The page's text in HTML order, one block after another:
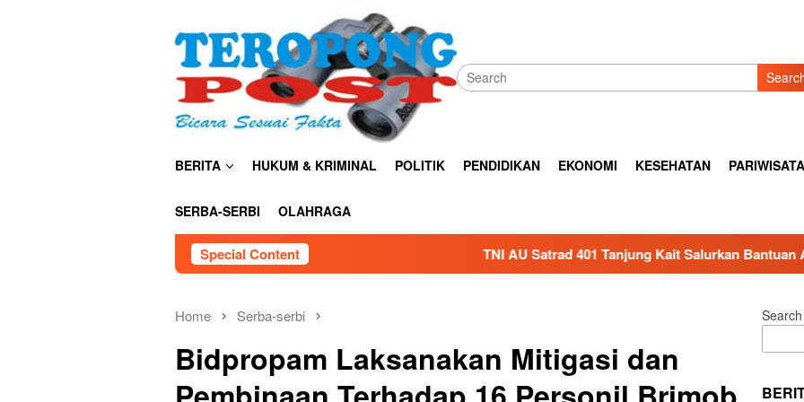
BERITA HUKUM & KRIMINAL POLITIK PENDIDIKAN EKONOMI KESEHATAN PARIWISATA
SERBA-SERBI OLAHRAGA
Special Content TNI AU Satrad 401 Tanjung Kait Salurkan Bantuan Air Bersih untuk Warga
Home Serba-serbi
Bidpropam Laksanakan Mitigasi dan
Search